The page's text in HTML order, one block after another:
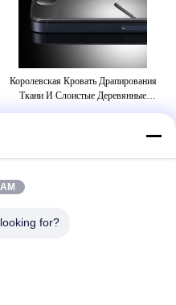
Королевская Кровать Драпирования
Ткани И Слоистые Деревянные
for?